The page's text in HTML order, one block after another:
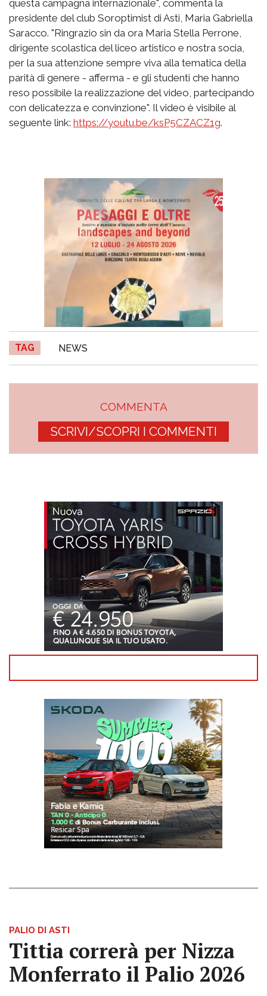
questa campagna internazionale", commenta la
presidente del club Soroptimist di Asti, Maria Gabriella
Saracco. "Ringrazio sin da ora Maria Stella Perrone,
dirigente scolastica del liceo artistico e nostra socia,
per la sua attenzione sempre viva alla tematica della
parità di genere - afferma - e gli studenti che hanno
reso possibile la realizzazione del video, partecipando
con delicatezza e convinzione". Il video è visibile al
seguente link: https://youtu.be/ksP5CZACZ1g.
TAG NEWS
COMMENTA
SCRIVI/SCOPRI I COMMENTI
PALIO DI ASTI
Tittia correrà per Nizza
Monferrato il Palio 2026